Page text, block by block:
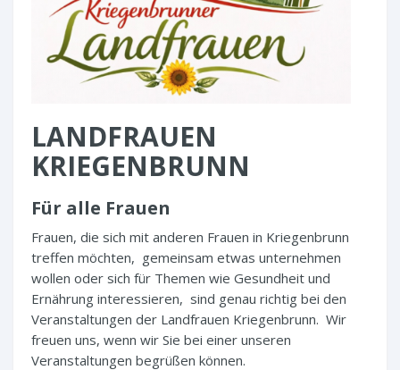
LANDFRAUEN
KRIEGENBRUNN
Für alle Frauen
Frauen, die sich mit anderen Frauen in Kriegenbrunn
treffen möchten, gemeinsam etwas unternehmen
wollen oder sich für Themen wie Gesundheit und
Ernährung interessieren, sind genau richtig bei den
Veranstaltungen der Landfrauen Kriegenbrunn. Wir
freuen uns, wenn wir Sie bei einer unseren
Veranstaltungen begrüßen können.